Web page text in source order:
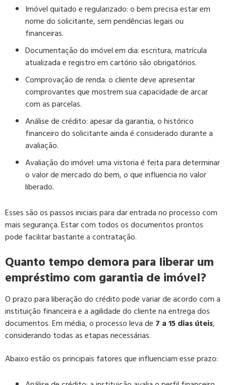
Imóvel quitado e regularizado:o bem precisa estar em
nome do solicitante, sem pendências legais ou
financeiras.
Documentação do imóvel em dia:escritura, matrícula
atualizada e registro em cartório são obrigatórios.
Comprovação de renda:o cliente deve apresentar
comprovantes que mostrem sua capacidade de arcar
com as parcelas.
Análise de crédito:apesar da garantia, o histórico
financeiro do solicitante ainda é considerado durante a
avaliação.
Avaliação do imóvel:uma vistoria é feita para determinar
o valor de mercado do bem, o que influencia no valor
liberado.
Esses são os passos iniciais para dar entrada no processo com
mais segurança. Estar com todos os documentos prontos
pode facilitar bastante a contratação.
Quanto tempo demora para liberar um
empréstimo com garantia de imóvel?
O prazo para liberação do crédito pode variar de acordo com a
instituição financeira e a agilidade do cliente na entrega dos
documentos. Em média, o processo leva de 7 a 15 dias úteis,
considerando todas as etapas necessárias.
Abaixo estão os principais fatores que influenciam esse prazo: